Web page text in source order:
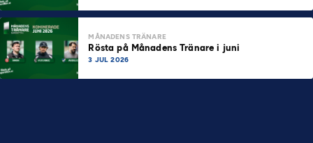
MÅNADENS TRÄNARE
Rösta på Månadens Tränare i juni
3 JUL 2026